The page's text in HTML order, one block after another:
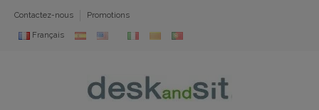
Contactez-nous Promotions
Français